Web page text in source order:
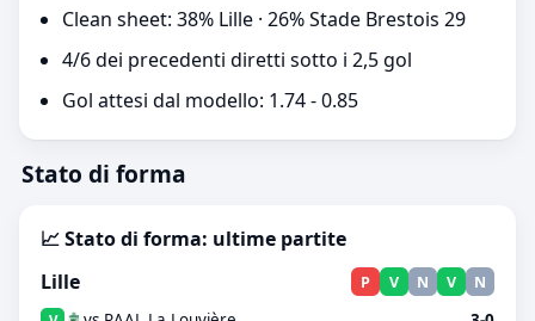
Clean sheet: 38% Lille · 26% Stade Brestois 29
4/6 dei precedenti diretti sotto i 2,5 gol
Gol attesi dal modello: 1.74 - 0.85
Stato di forma
📈 Stato di forma: ultime partite
Lille
P V N V N